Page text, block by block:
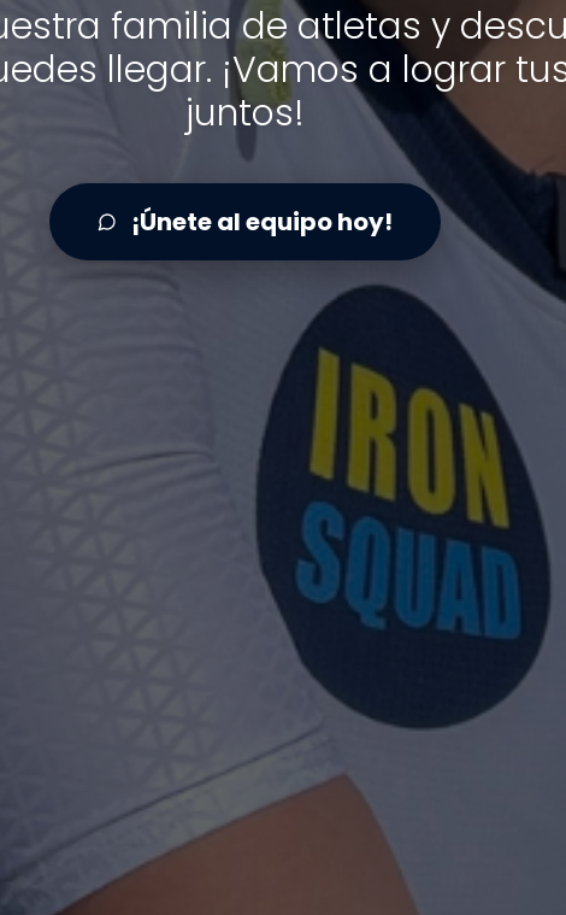
familia de atletas y
llegar. ¡Vamos a lograr
juntos!
¡Únete al equipo hoy!